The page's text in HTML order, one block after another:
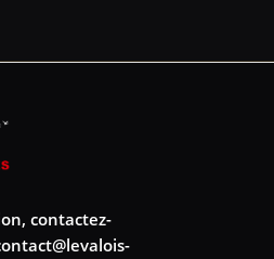
contactez-